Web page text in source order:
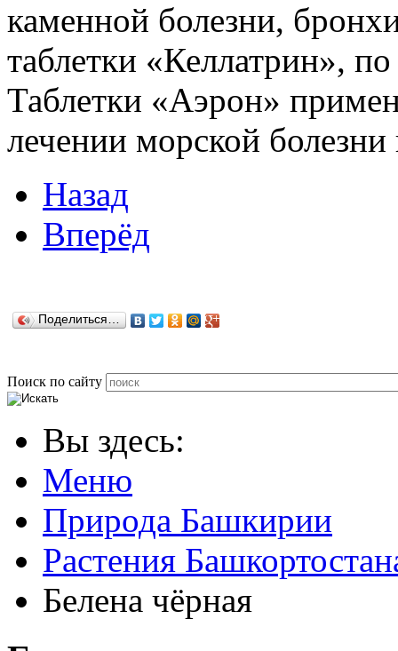
каменной болезни,
таблетки «Келлатрин»,
Таблетки «Аэрон»
лечении морской
Назад
Вперёд
Поделиться…
Поиск по сайту
Вы здесь:
Меню
Природа Башкирии
Растения
Белена чёрная